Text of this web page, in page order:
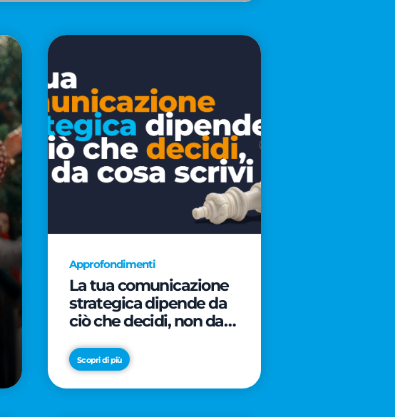
Approfondimenti
La tua comunicazione
strategica dipende da
ciò che decidi, non da
Scopri di più